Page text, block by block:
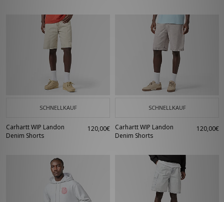
SCHNELLKAUF
Carhartt WIP Landon
Denim Shorts
120,00€
SCHNELLKAUF
Carhartt WIP Landon
Denim Shorts
120,00€